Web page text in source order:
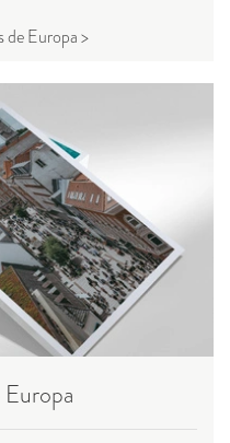
de Europa >
Europa